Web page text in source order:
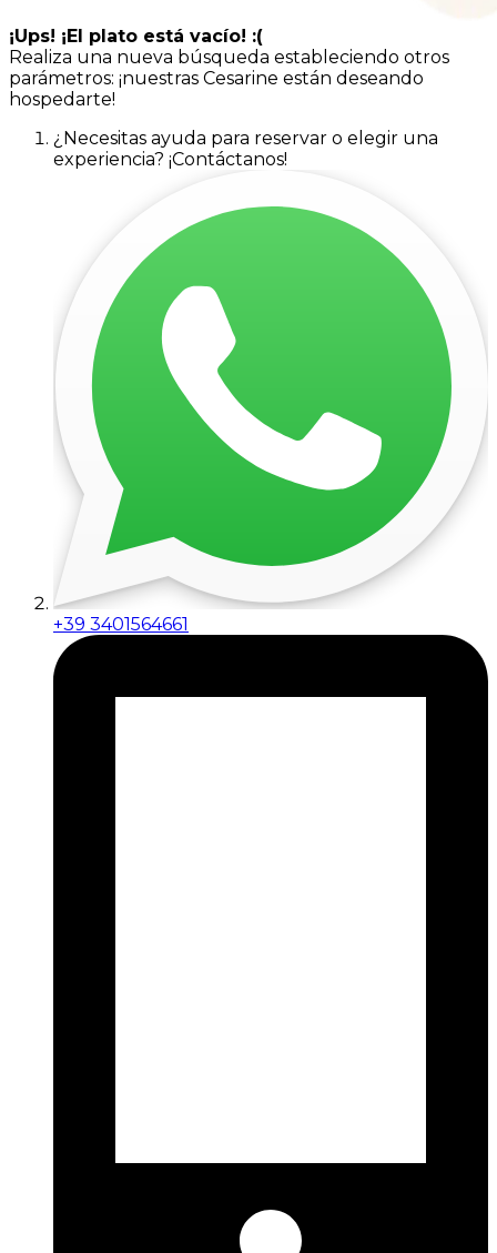
¡Ups! ¡El plato está vacío! :(
Realiza una nueva búsqueda estableciendo otros
parámetros: ¡nuestras Cesarine están deseando
hospedarte!
¿Necesitas ayuda para reservar o elegir una
experiencia? ¡Contáctanos!
+39 3401564661